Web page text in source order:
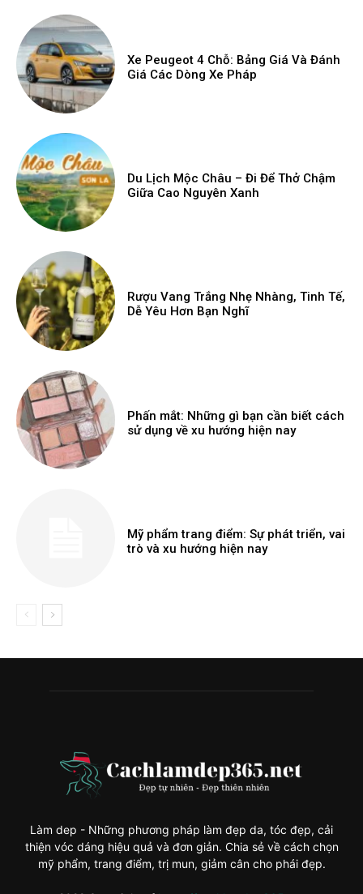
Xe Peugeot 4 Chỗ: Bảng Giá Và Đánh
Giá Các Dòng Xe Pháp
Du Lịch Mộc Châu – Đi Để Thở Chậm
Giữa Cao Nguyên Xanh
Rượu Vang Trắng Nhẹ Nhàng, Tinh Tế,
Dễ Yêu Hơn Bạn Nghĩ
Phấn mắt: Những gì bạn cần biết cách
sử dụng về xu hướng hiện nay
Mỹ phẩm trang điểm: Sự phát triển, vai
trò và xu hướng hiện nay
Làm dep - Những phương pháp làm đẹp da, tóc đẹp, cải
thiện vóc dáng hiệu quả và đơn giản. Chia sẻ về cách chọn
mỹ phẩm, trang điểm, trị mun, giảm cân cho phái đẹp.